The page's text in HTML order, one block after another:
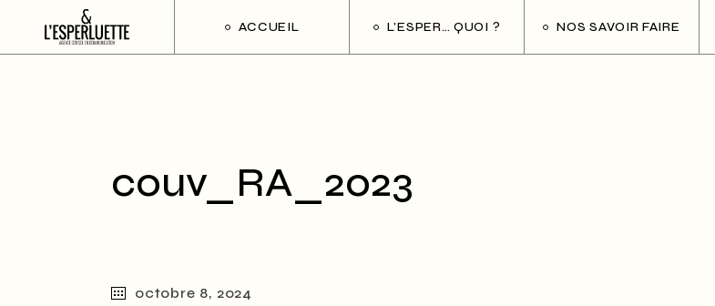
ACCUEIL L’ESPER… QUOI ? NOS SAVOIR FAIRE
couv_RA_2023
octobre 8, 2024